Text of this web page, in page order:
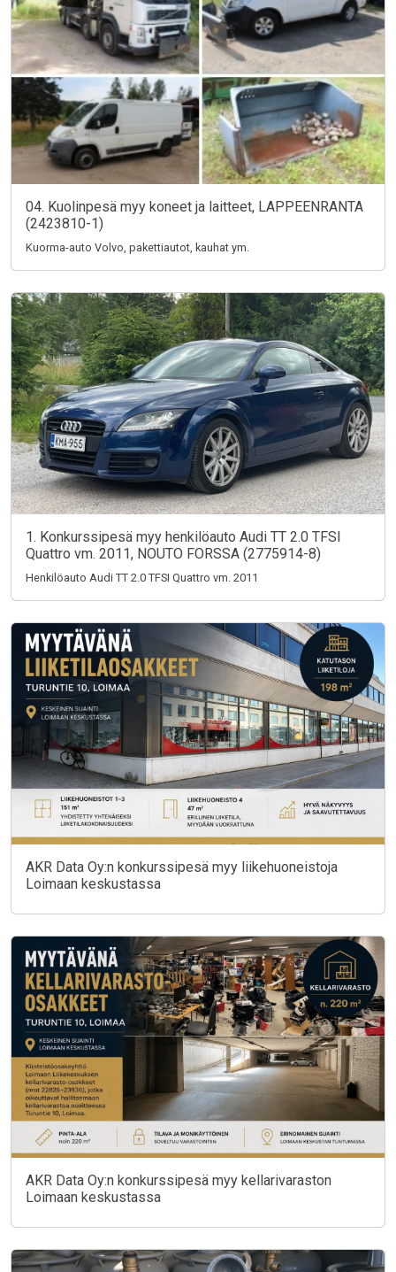
04. Kuolinpesä myy koneet ja laitteet, LAPPEENRANTA
(2423810-1)
Kuorma-auto Volvo, pakettiautot, kauhat ym.
1. Konkurssipesä myy henkilöauto Audi TT 2.0 TFSI
Quattro vm. 2011, NOUTO FORSSA (2775914-8)
Henkilöauto Audi TT 2.0 TFSI Quattro vm. 2011
AKR Data Oy:n konkurssipesä myy liikehuoneistoja
Loimaan keskustassa
AKR Data Oy:n konkurssipesä myy kellarivaraston
Loimaan keskustassa